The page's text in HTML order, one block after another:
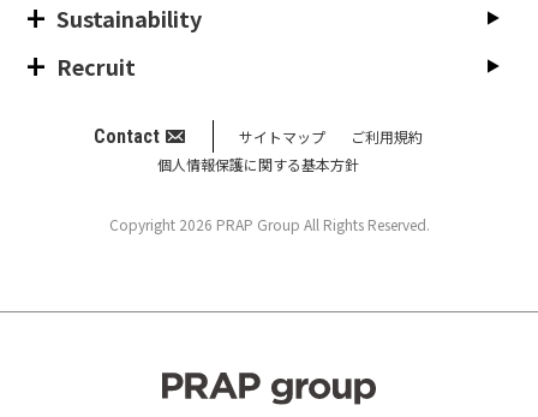
Sustainability
Recruit
Contact サイトマップ
ご利用規約
個人情報保護に関する基本方針
Copyright 2026 PRAP Group All Rights Reserved.